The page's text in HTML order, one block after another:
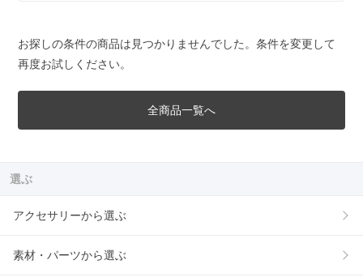
お探しの条件の商品は見つかりませんでした。条件を変更して
再度お試しください。
全商品一覧へ
選ぶ
アクセサリーから選ぶ
素材・パーツから選ぶ